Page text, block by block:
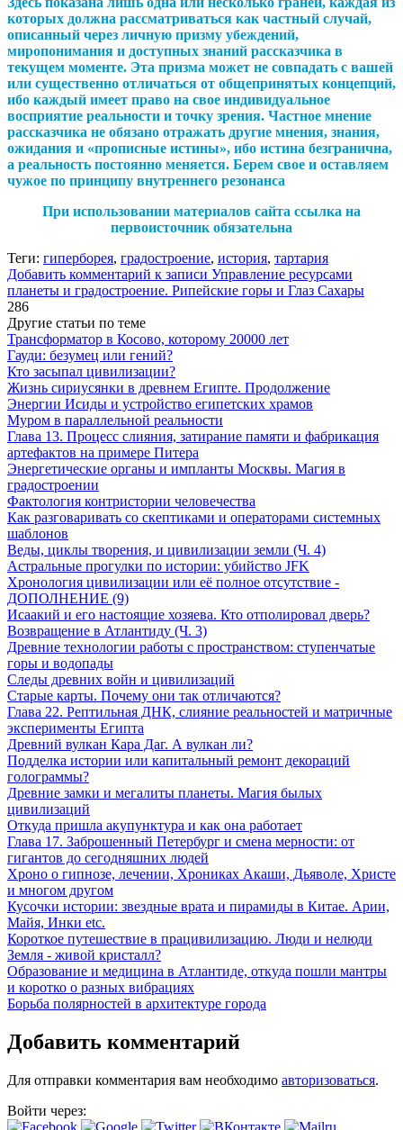
которых должна рассматриваться как частный случай,
описанный через личную призму убеждений,
миропонимания и доступных знаний рассказчика в
текущем моменте. Эта призма может не совпадать с вашей
или существенно отличаться от общепринятых концепций,
ибо каждый имеет право на свое индивидуальное
восприятие реальности и точку зрения. Частное мнение
рассказчика не обязано отражать другие мнения, знания,
ожидания и «прописные истины», ибо истина безгранична,
а реальность постоянно меняется. Берем свое и оставляем
чужое по принципу внутреннего резонанса
При использовании материалов сайта ссылка на
первоисточник обязательна
Теги: гиперборея, градостроение, история, тартария
Добавить комментарий к записи Управление ресурсами
планеты и градостроение. Рипейские горы и Глаз Сахары
286
Другие статьи по теме
Трансформатор в Косово, которому 20000 лет
Гауди: безумец или гений?
Кто засыпал цивилизации?
Жизнь сириусянки в древнем Египте. Продолжение
Энергии Исиды и устройство египетских храмов
Муром в параллельной реальности
Глава 13. Процесс слияния, затирание памяти и фабрикация
артефактов на примере Питера
Энергетические органы и импланты Москвы. Магия в
градостроении
Фактология контристории человечества
Как разговаривать со скептиками и операторами системных
шаблонов
Веды, циклы творения, и цивилизации земли (Ч. 4)
Астральные прогулки по истории: убийство JFK
Хронология цивилизации или её полное отсутствие -
ДОПОЛНЕНИЕ (9)
Исаакий и его настоящие хозяева. Кто отполировал дверь?
Возвращение в Атлантиду (Ч. 3)
Древние технологии работы с пространством: ступенчатые
горы и водопады
Следы древних войн и цивилизаций
Старые карты. Почему они так отличаются?
Глава 22. Рептильная ДНК, слияние реальностей и матричные
эксперименты Египта
Древний вулкан Кара Даг. А вулкан ли?
Подделка истории или капитальный ремонт декораций
голограммы?
Древние замки и мегалиты планеты. Магия былых
цивилизаций
Откуда пришла акупунктура и как она работает
Глава 17. Заброшенный Петербург и смена мерности: от
гигантов до сегодняшних людей
Хроно о гипнозе, лечении, Хрониках Акаши, Дьяволе, Христе
и многом другом
Кусочки истории: звездные врата и пирамиды в Китае. Арии,
Майя, Инки etc.
Короткое путешествие в працивилизацию. Люди и нелюди
Земля - живой кристалл?
Образование и медицина в Атлантиде, откуда пошли мантры
и коротко о разных вибрациях
Борьба полярностей в архитектуре города
Добавить комментарий
Для отправки комментария вам необходимо авторизоваться.
Войти через: